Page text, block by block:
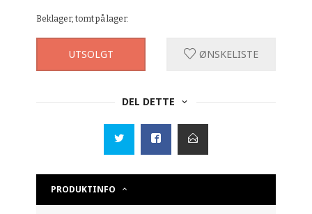
Beklager, tomt på lager.
UTSOLGT ØNSKELISTE
DEL DETTE
PRODUKTINFO